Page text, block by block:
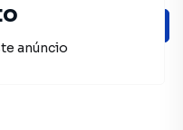
anúncio